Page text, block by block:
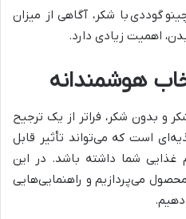
گوددی با شکر، آگاهی از میزان
اهمیت زیادی دارد.
هوشمندانه
و بدون شکر، فراتر از یک ترجیح
است که می‌تواند تأثیر قابل
غذایی شما داشته باشد. در این
می‌پردازیم و راهنمایی‌هایی